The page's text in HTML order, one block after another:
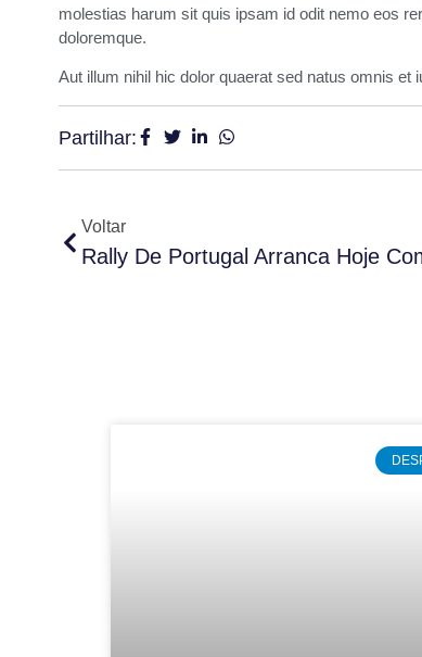
molestias harum sit quis ipsam id odit nemo eos
doloremque.
Aut illum nihil hic dolor quaerat sed natus omnis et
Partilhar:
Voltar